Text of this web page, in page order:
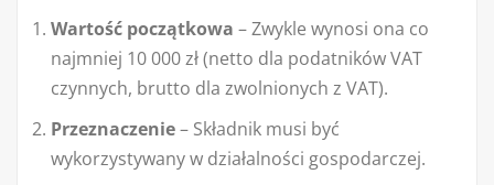
Wartość początkowa – Zwykle wynosi ona co
najmniej 10 000 zł (netto dla podatników VAT
czynnych, brutto dla zwolnionych z VAT).
Przeznaczenie– Składnik musi być
wykorzystywany w działalności gospodarczej.